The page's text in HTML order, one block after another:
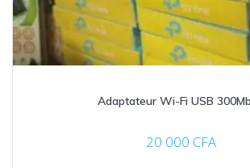
Adaptateur Wi-Fi USB
20 000 CFA